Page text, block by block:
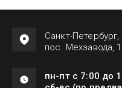
Санкт-
пос. Мехзавода,
пн-пт с 7:00 до